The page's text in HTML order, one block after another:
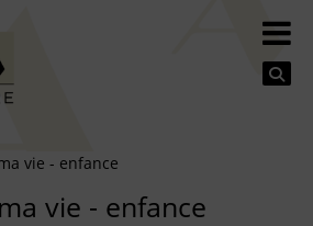
vie - enfance
vie - enfance